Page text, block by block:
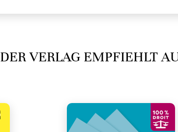
DER VERLAG EMPFIEHLT